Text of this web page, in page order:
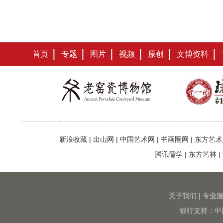
首页 专题 图片 视频 原创 文博资料
新浪收藏 | 出山网 | 中国艺术网 | 书画圈网 | 东方艺
腾讯儒学 | 东方艺林 |
关于我们 | 专业
银行支持：